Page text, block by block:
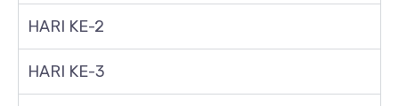
HARI KE-2
HARI KE-3